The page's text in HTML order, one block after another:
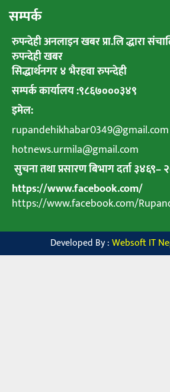
सम्पर्क
रुपन्देही अनलाइन खबर प्रा.लि द्धारा
रुपन्देही खबर
सिद्धार्थनगर ४ भैरहवा रुपन्देही
सम्पर्क कार्यालय :९८६७०००३४९
इमेल:
rupandehikhabar0349@gmail.com
hotnews.urmila@gmail.com
सुचना तथा प्रसारण बिभाग दर्ता ३४६९–
https://www.facebook.com/
https://www.facebook.com/
Developed By :Websoft IT